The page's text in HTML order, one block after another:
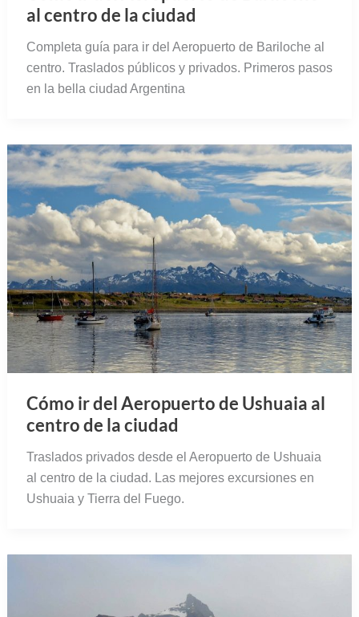
al centro de la ciudad
Completa guía para ir del Aeropuerto de Bariloche al
centro. Traslados públicos y privados. Primeros pasos
en la bella ciudad Argentina
Cómo ir del Aeropuerto de Ushuaia al
centro de la ciudad
Traslados privados desde el Aeropuerto de Ushuaia
al centro de la ciudad. Las mejores excursiones en
Ushuaia y Tierra del Fuego.